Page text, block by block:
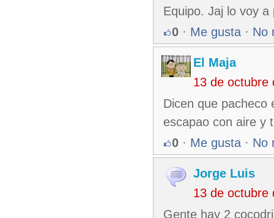
Equipo. Jaj lo voy
0 · Me gusta · No
El Maja
13 de octubre
Dicen que pacheco
escapao con aire y
0 · Me gusta · No
Jorge Luis
13 de octubre
Gente hay 2